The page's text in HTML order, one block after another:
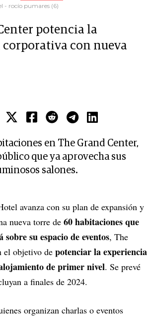
- rocío pumares (6)
potencia la
con nueva
en The Grand Center,
que ya aprovecha sus
salones.
avanza con su plan de expansión y
nueva torre de 60 habitaciones que
su espacio de eventos, The
el objetivo de potenciar la experiencia
de primer nivel. Se prevé
a finales de 2024.
organizan charlas o eventos